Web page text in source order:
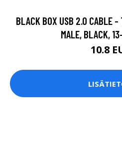
BLACK BOX USB 2.0 CABLE -
MALE, BLACK,
10.8